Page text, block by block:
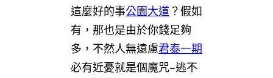
這麼好的事公園大道？假如
有，那也是由於你錢足夠
多，不然人無遠慮君泰一期
必有近憂就是個魔咒–逃不